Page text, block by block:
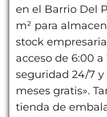
en el Barrio Del
m² para
stock
acceso de 6:00
seguridad 24/7
meses gratis».
tienda de